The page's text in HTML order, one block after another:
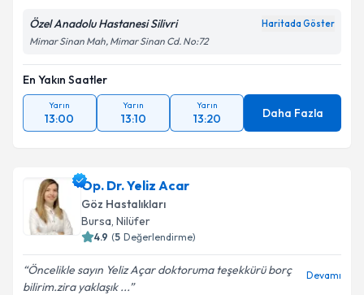
Özel Anadolu Hastanesi Silivri Haritada Göster
Mimar Sinan Mah, Mimar Sinan Cd. No:72
En Yakın Saatler
Yarın
13:00
Yarın
13:10
Yarın
13:20 Daha Fazla
Op. Dr. Yeliz Acar
Göz Hastalıkları
Bursa, Nilüfer
4.9 (5 Değerlendirme)
Öncelikle sayın Yeliz Açar doktoruma teşekkürü borç
bilirim.zira yaklaşık ...
Devamı